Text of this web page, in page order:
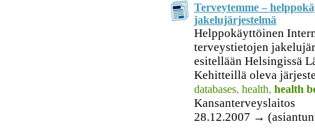
Terveytemme –
jakelujärjestelmä
Helppokäyttöinen
terveystietojen
esitellään Helsingissä
Kehitteillä oleva
databases, health, health
Kansanterveyslaitos
28.12.2007 →